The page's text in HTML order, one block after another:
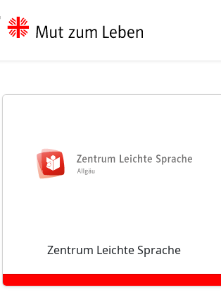
Zentrum Leichte Sprache